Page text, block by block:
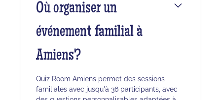
Où organiser un
événement familial à
Amiens?
Quiz Room Amiens permet des sessions
familiales avec jusqu'à 36 participants, avec